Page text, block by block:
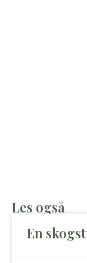
Les også
En